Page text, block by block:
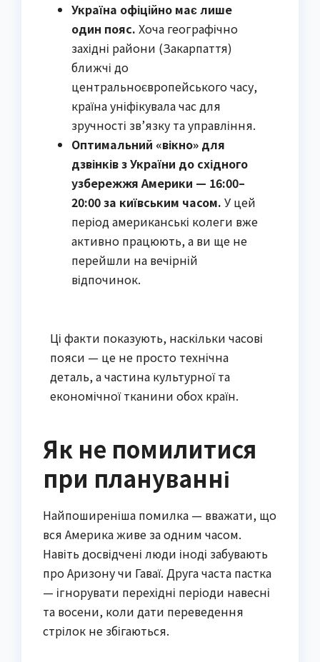
Україна офіційно має лише
один пояс. Хоча географічно
західні райони (Закарпаття)
ближчі до
центральноєвропейського часу,
країна уніфікувала час для
зручності зв’язку та управління.
Оптимальний «вікно» для
дзвінків з України до східного
узбережжя Америки — 16:00–
20:00 за київським часом. У цей
період американські колеги вже
активно працюють, а ви ще не
перейшли на вечірній
відпочинок.
Ці факти показують, наскільки часові
пояси — це не просто технічна
деталь, а частина культурної та
економічної тканини обох країн.
Як не помилитися
при плануванні
Найпоширеніша помилка — вважати, що
вся Америка живе за одним часом.
Навіть досвідчені люди іноді забувають
про Аризону чи Гаваї. Друга часта пастка
— ігнорувати перехідні періоди навесні
та восени, коли дати переведення
стрілок не збігаються.